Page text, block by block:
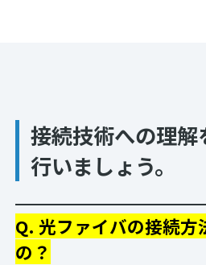
接続技術への理
行いましょう。
Q. 光ファイバの接続方
の？